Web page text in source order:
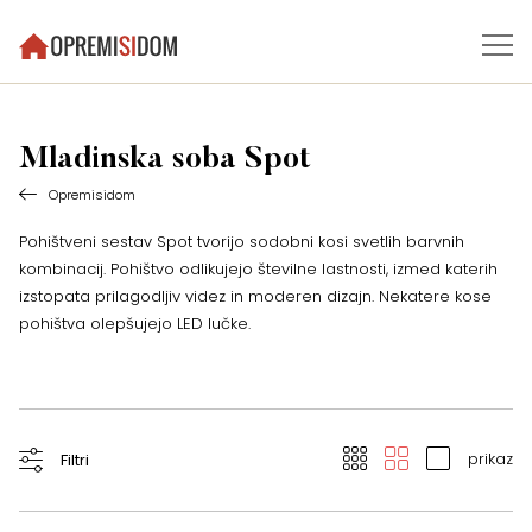
Mladinska soba Spot
Opremisidom
Pohištveni sestav Spot tvorijo sodobni kosi svetlih barvnih
kombinacij. Pohištvo odlikujejo številne lastnosti, izmed katerih
izstopata prilagodljiv videz in moderen dizajn. Nekatere kose
pohištva olepšujejo LED lučke.
Filtri prikaz